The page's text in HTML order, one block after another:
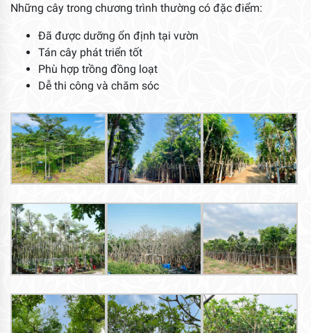
Những cây trong chương trình thường có đặc điểm:
Đã được dưỡng ổn định tại vườn
Tán cây phát triển tốt
Phù hợp trồng đồng loạt
Dễ thi công và chăm sóc